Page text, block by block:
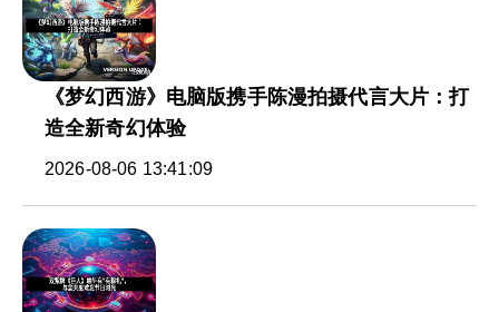
《梦幻西游》电脑版携手陈漫拍摄代言大片：打
造全新奇幻体验
2026-08-06 13:41:09